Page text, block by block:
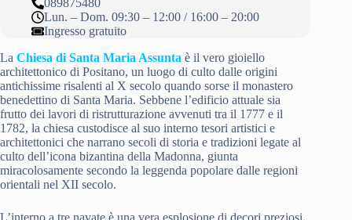
089875480
Lun. – Dom. 09:30 – 12:00 / 16:00 – 20:00
Ingresso gratuito
La Chiesa di Santa Maria Assunta è il vero gioiello
architettonico di Positano, un luogo di culto dalle origini
antichissime risalenti al X secolo quando sorse il monastero
benedettino di Santa Maria. Sebbene l’edificio attuale sia
frutto dei lavori di ristrutturazione avvenuti tra il 1777 e il
1782, la chiesa custodisce al suo interno tesori artistici e
architettonici che narrano secoli di storia e tradizioni legate al
culto dell’icona bizantina della Madonna, giunta
miracolosamente secondo la leggenda popolare dalle regioni
orientali nel XII secolo.
L’interno a tre navate è una vera esplosione di decori preziosi,